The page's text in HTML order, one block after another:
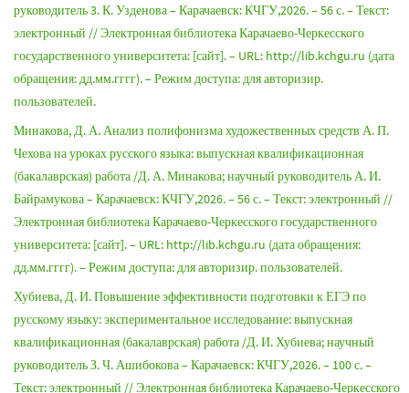
руководитель 3. К. Узденова – Карачаевск: КЧГУ,2026. – 56 с. – Текст:
электронный // Электронная библиотека Карачаево-Черкесского
государственного университета: [сайт]. – URL: http://lib.kchgu.ru (дата
обращения: дд.мм.гггг). – Режим доступа: для авторизир.
пользователей.
Минакова, Д. А. Анализ полифонизма художественных средств А. П.
Чехова на уроках русского языка: выпускная квалификационная
(бакалаврская) работа /Д. А. Минакова; научный руководитель А. И.
Байрамукова – Карачаевск: КЧГУ,2026. – 56 с. – Текст: электронный //
Электронная библиотека Карачаево-Черкесского государственного
университета: [сайт]. – URL: http://lib.kchgu.ru (дата обращения:
дд.мм.гггг). – Режим доступа: для авторизир. пользователей.
Хубиева, Д. И. Повышение эффективности подготовки к ЕГЭ по
русскому языку: экспериментальное исследование: выпускная
квалификационная (бакалаврская) работа /Д. И. Хубиева; научный
руководитель З. Ч. Ашибокова – Карачаевск: КЧГУ,2026. – 100 с. –
Текст: электронный // Электронная библиотека Карачаево-Черкесского